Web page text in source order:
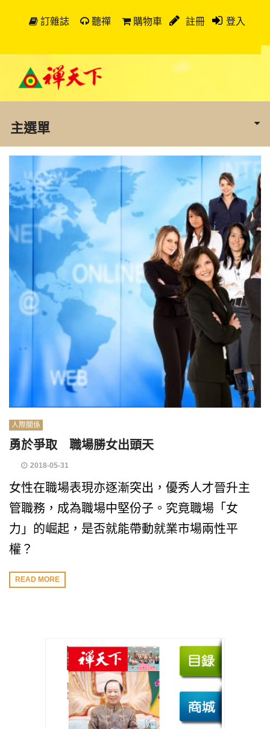
訂雜誌 聽禪 購物車 註冊 登入
主選單
人際關係
勇於爭取 職場勝女出頭天
2018-05-31
女性在職場表現亦逐漸突出，優秀人才晉升主
管職務，成為職場中堅份子。究竟職場「女
力」的崛起，是否就能帶動就業市場兩性平
權？
READ MORE